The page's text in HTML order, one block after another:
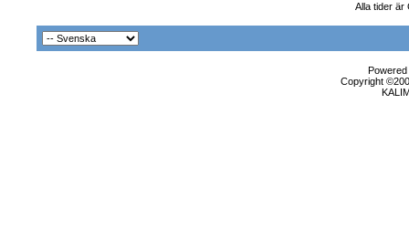
Alla tider är
Copyright